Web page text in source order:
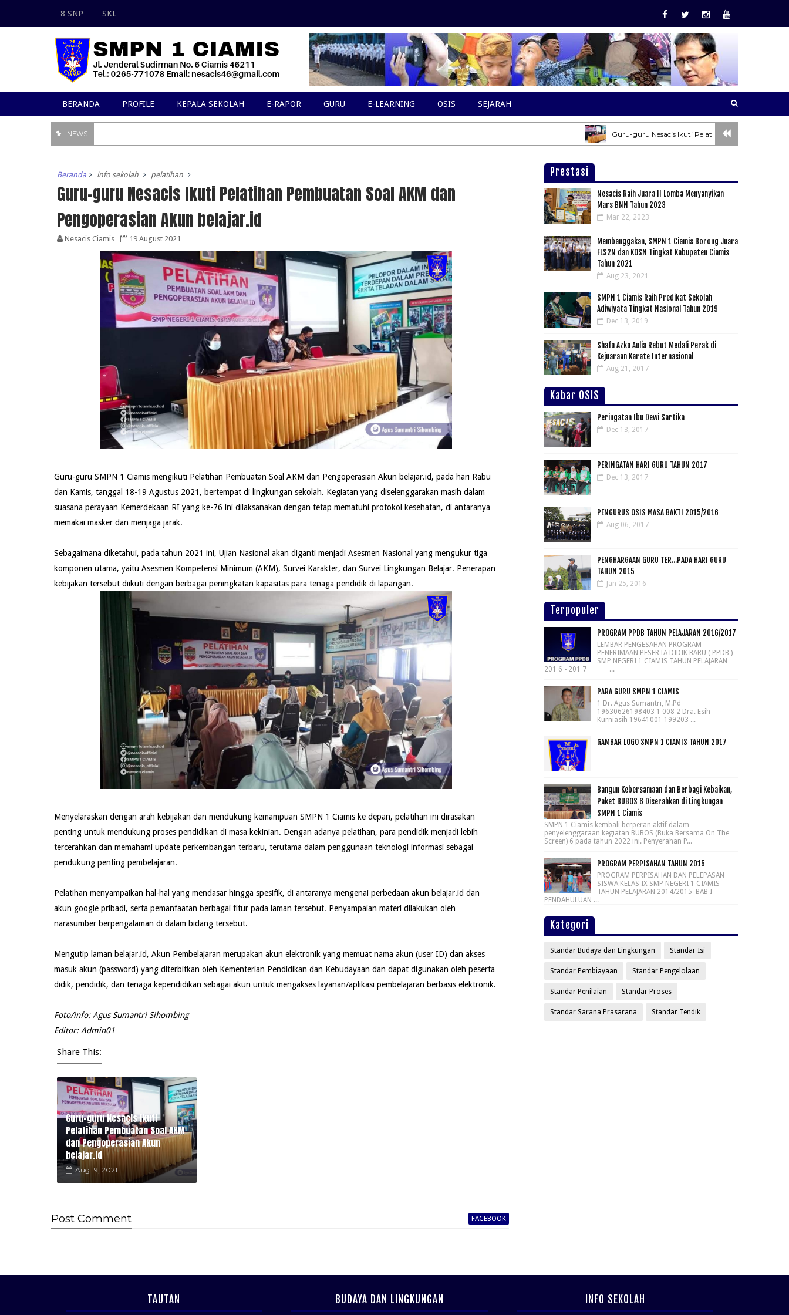
8 SNP SKL
BERANDA PROFILE KEPALA SEKOLAH E-RAPOR GURU E-LEARNING OSIS SEJARAH
NEWS Guru-guru Nesacis Ikuti Pelatihan Pembuatan Soal AKM
Beranda info sekolah pelatihan
Guru-guru Nesacis Ikuti Pelatihan Pembuatan Soal AKM dan
Pengoperasian Akun belajar.id
Nesacis Ciamis 19 August 2021
Guru-guru SMPN 1 Ciamis mengikuti Pelatihan Pembuatan Soal AKM dan Pengoperasian Akun belajar.id, pada hari Rabu
dan Kamis, tanggal 18-19 Agustus 2021, bertempat di lingkungan sekolah. Kegiatan yang diselenggarakan masih dalam
suasana perayaan Kemerdekaan RI yang ke-76 ini dilaksanakan dengan tetap mematuhi protokol kesehatan, di antaranya
memakai masker dan menjaga jarak.
Sebagaimana diketahui, pada tahun 2021 ini, Ujian Nasional akan diganti menjadi Asesmen Nasional yang mengukur tiga
komponen utama, yaitu Asesmen Kompetensi Minimum (AKM), Survei Karakter, dan Survei Lingkungan Belajar. Penerapan
kebijakan tersebut diikuti dengan berbagai peningkatan kapasitas para tenaga pendidik di lapangan.
Menyelaraskan dengan arah kebijakan dan mendukung kemampuan SMPN 1 Ciamis ke depan, pelatihan ini dirasakan
penting untuk mendukung proses pendidikan di masa kekinian. Dengan adanya pelatihan, para pendidik menjadi lebih
tercerahkan dan memahami update perkembangan terbaru, terutama dalam penggunaan teknologi informasi sebagai
pendukung penting pembelajaran.
Pelatihan menyampaikan hal-hal yang mendasar hingga spesifik, di antaranya mengenai perbedaan akun belajar.id dan
akun google pribadi, serta pemanfaatan berbagai fitur pada laman tersebut. Penyampaian materi dilakukan oleh
narasumber berpengalaman di dalam bidang tersebut.
Mengutip laman belajar.id, Akun Pembelajaran merupakan akun elektronik yang memuat nama akun (user ID) dan akses
masuk akun (password) yang diterbitkan oleh Kementerian Pendidikan dan Kebudayaan dan dapat digunakan oleh peserta
didik, pendidik, dan tenaga kependidikan sebagai akun untuk mengakses layanan/aplikasi pembelajaran berbasis elektronik.
Foto/info: Agus Sumantri Sihombing
Editor: Admin01
Share This:
Guru-guru Nesacis Ikuti
Pelatihan Pembuatan Soal AKM
dan Pengoperasian Akun
belajar.id
Aug 19, 2021
Post Comment FACEBOOK
Prestasi
Nesacis Raih Juara II Lomba Menyanyikan
Mars BNN Tahun 2023
Mar 22, 2023
Membanggakan, SMPN 1 Ciamis Borong Juara
FLS2N dan KOSN Tingkat Kabupaten Ciamis
Tahun 2021
Aug 23, 2021
SMPN 1 Ciamis Raih Predikat Sekolah
Adiwiyata Tingkat Nasional Tahun 2019
Dec 13, 2019
Shafa Azka Aulia Rebut Medali Perak di
Kejuaraan Karate Internasional
Aug 21, 2017
Kabar OSIS
Peringatan Ibu Dewi Sartika
Dec 13, 2017
PERINGATAN HARI GURU TAHUN 2017
Dec 13, 2017
PENGURUS OSIS MASA BAKTI 2015/2016
Aug 06, 2017
PENGHARGAAN GURU TER...PADA HARI GURU
TAHUN 2015
Jan 25, 2016
Terpopuler
PROGRAM PPDB TAHUN PELAJARAN 2016/2017
LEMBAR PENGESAHAN PROGRAM
PENERIMAAN PESERTA DIDIK BARU ( PPDB )
SMP NEGERI 1 CIAMIS TAHUN PELAJARAN
201 6 - 201 7 ...
PARA GURU SMPN 1 CIAMIS
1 Dr. Agus Sumantri, M.Pd
19630626198403 1 008 2 Dra. Esih
Kurniasih 19641001 199203 ...
GAMBAR LOGO SMPN 1 CIAMIS TAHUN 2017
Bangun Kebersamaan dan Berbagi Kebaikan,
Paket BUBOS 6 Diserahkan di Lingkungan
SMPN 1 Ciamis
SMPN 1 Ciamis kembali berperan aktif dalam
penyelenggaraan kegiatan BUBOS (Buka Bersama On The
Screen) 6 pada tahun 2022 ini. Penyerahan P...
PROGRAM PERPISAHAN TAHUN 2015
PROGRAM PERPISAHAN DAN PELEPASAN
SISWA KELAS IX SMP NEGERI 1 CIAMIS
TAHUN PELAJARAN 2014/2015 BAB I
PENDAHULUAN ...
Kategori
Standar Budaya dan Lingkungan Standar Isi
Standar Pembiayaan Standar Pengelolaan
Standar Penilaian Standar Proses
Standar Sarana Prasarana Standar Tendik
TAUTAN BUDAYA DAN LINGKUNGAN INFO SEKOLAH